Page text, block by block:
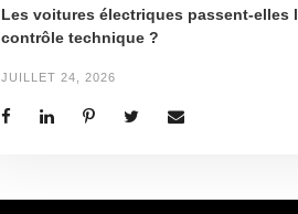
Les voitures électriques passent-elles
contrôle technique ?
JUILLET 24, 2026